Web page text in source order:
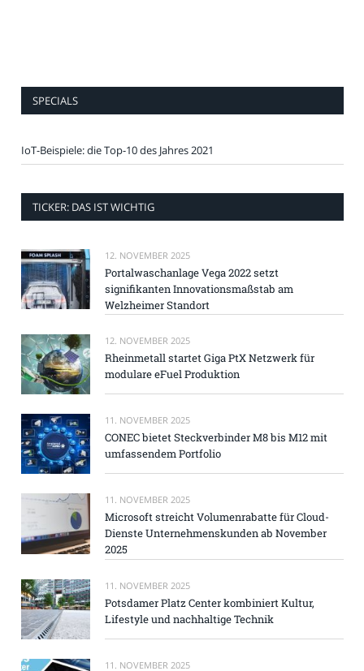
SPECIALS
IoT-Beispiele: die Top-10 des Jahres 2021
TICKER: DAS IST WICHTIG
12. NOVEMBER 2025
Portalwaschanlage Vega 2022 setzt
signifikanten Innovationsmaßstab am
Welzheimer Standort
12. NOVEMBER 2025
Rheinmetall startet Giga PtX Netzwerk für
modulare eFuel Produktion
11. NOVEMBER 2025
CONEC bietet Steckverbinder M8 bis M12 mit
umfassendem Portfolio
11. NOVEMBER 2025
Microsoft streicht Volumenrabatte für Cloud-
Dienste Unternehmenskunden ab November
2025
11. NOVEMBER 2025
Potsdamer Platz Center kombiniert Kultur,
Lifestyle und nachhaltige Technik
11. NOVEMBER 2025